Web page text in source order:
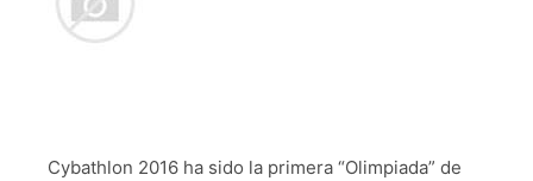
Cybathlon 2016 ha sido la primera “Olimpiada” de